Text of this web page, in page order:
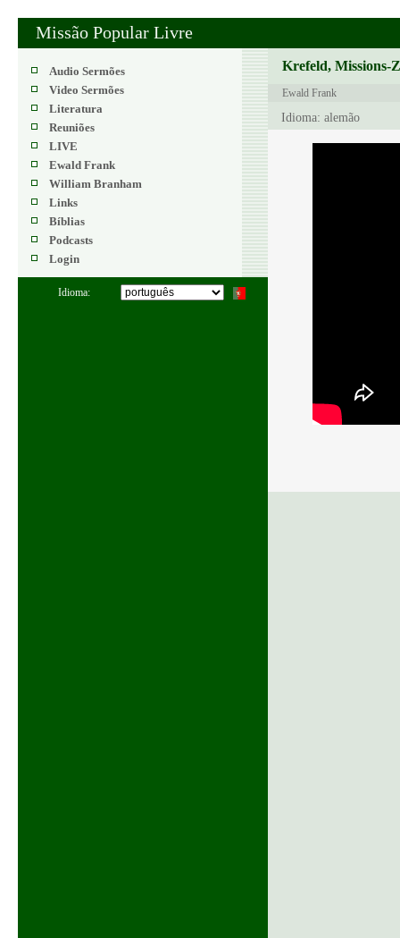
Missão Popular Livre
Audio Sermões
Video Sermões
Literatura
Reuniões
LIVE
Ewald Frank
William Branham
Links
Bíblias
Podcasts
Login
Idioma:
Krefeld, Missions-
Ewald Frank
Idioma: alemão